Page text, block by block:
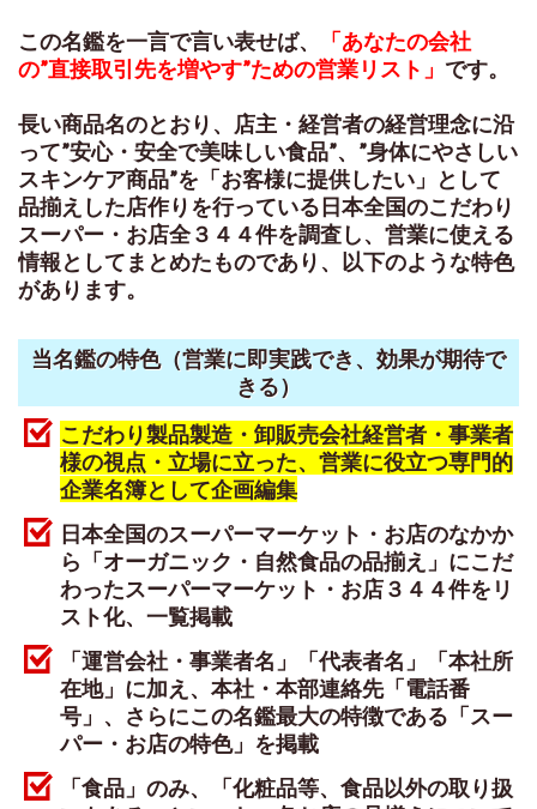
この名鑑を一言で言い表せば、
「あなたの会社
の”直接取引先を増やす”ための営業リスト」 です。
長い商品名のとおり、店主・経営者の経営理念に沿
って”安心・安全で美味しい食品”、”身体にやさしい
スキンケア商品”を「お客様に提供したい」として
品揃えした店作りを行っている日本全国のこだわり
スーパー・お店全３４４件を調査し、営業に使える
情報としてまとめたものであり、以下のような特色
があります。
当名鑑の特色（営業に即実践でき、効果が期待で
きる）
こだわり製品製造・卸販売会社経営者・事業者
様の視点・立場に立った、営業に役立つ専門的
企業名簿として企画編集
日本全国のスーパーマーケット・お店のなかか
ら「オーガニック・自然食品の品揃え」にこだ
わったスーパーマーケット・お店３４４件をリ
スト化、一覧掲載
「運営会社・事業者名」「代表者名」「本社所
在地」に加え、本社・本部連絡先「電話番
号」、さらにこの名鑑最大の特徴である「スー
パー・お店の特色」を掲載
「食品」のみ、「化粧品等、食品以外の取り扱